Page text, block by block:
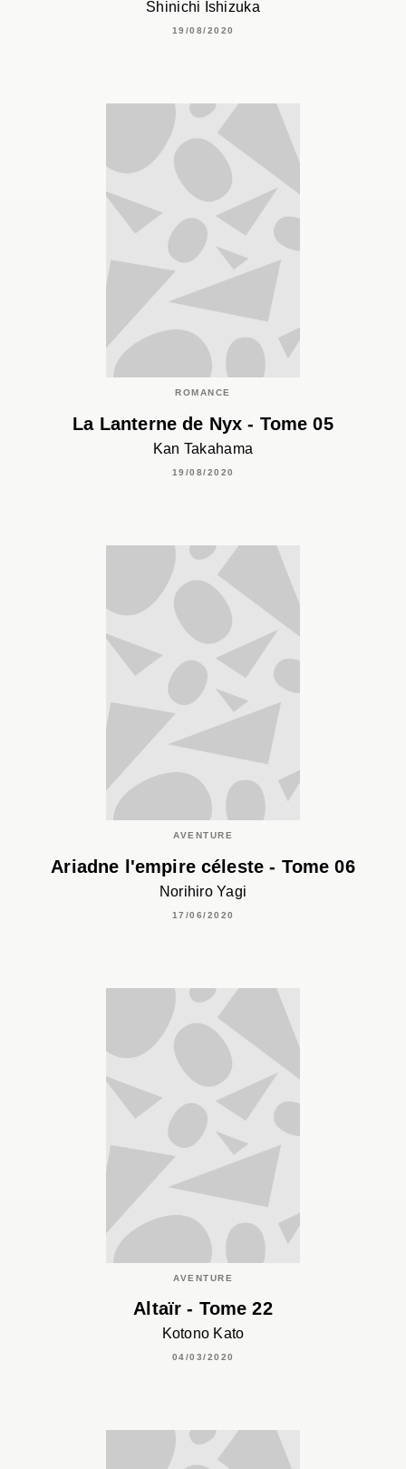
Shinichi Ishizuka
19/08/2020
ROMANCE
La Lanterne de Nyx - Tome 05
Kan Takahama
19/08/2020
AVENTURE
Ariadne l'empire céleste - Tome 06
Norihiro Yagi
17/06/2020
AVENTURE
Altaïr - Tome 22
Kotono Kato
04/03/2020